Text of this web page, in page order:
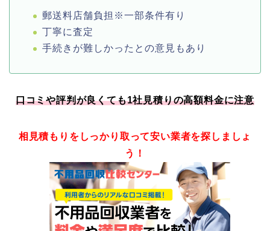
郵送料店舗負担※一部条件有り
丁寧に査定
手続きが難しかったとの意見もあり
口コミや評判が良くても1社見積りの高額料金に注意
相見積もりをしっかり取って安い業者を探しましょ
う！